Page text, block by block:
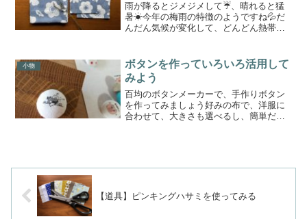
雨が降るとジメジメして☔、晴れると猛
暑☀今年の梅雨の特徴のようですね💦だ
んだん気候が変化して、どんどん熱帯地
に苦労してます。夜はクーラーをどうし
ようか。パジャマはどんな...
小物
ボタンを作っていろいろ活用して
みよう
百均のボタンメーカーで、手作りボタン
を作ってみましょう好みの布で、洋服に
合わせて、大きさも選べるし、簡単だし
【道具】ピンキングハサミを使ってみる